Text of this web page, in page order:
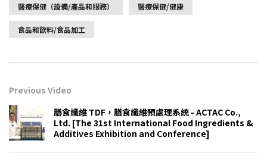
醫療保健（設備/產品和服務） 醫療保健/健康
食品和飲料/食品加工
Previous Video
膳食纖維 TDF，膳食纖維預處理系統 - ACTAC Co.,
Ltd. [The 31st International Food Ingredients &
Additives Exhibition and Conference]